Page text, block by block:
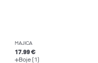
MAJICA
17.99 €
Boje (1)